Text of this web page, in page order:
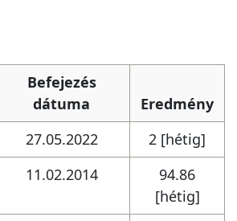
Befejezés
dátuma
Eredmény
27.05.2022
2 [hétig]
11.02.2014
94.86
[hétig]